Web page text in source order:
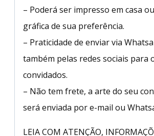
– Poderá ser impresso em casa
gráfica de sua preferência.
– Praticidade de enviar via
também pelas redes sociais para
convidados.
– Não tem frete, a arte do seu
será enviada por e-mail ou
LEIA COM ATENÇÃO,